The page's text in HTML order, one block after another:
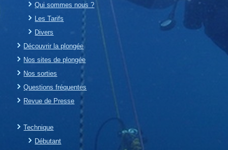
Qui sommes nous ?
Les Tarifs
Divers
Découvrir la plongée
Nos sites de plongée
Nos sorties
Questions fréquentes
Revue de Presse
Technique
Débutant